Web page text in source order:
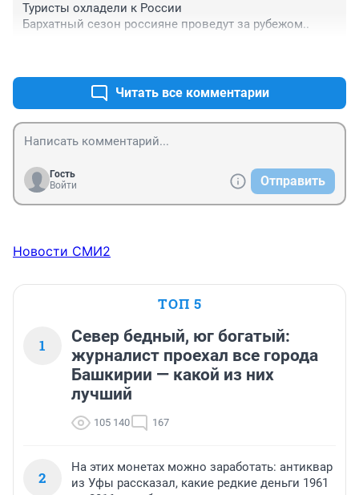
Туристы охладели к России
Бархатный сезон россияне проведут за рубежом..
Читать все комментарии
Гость
Войти
Отправить
Новости СМИ2
ТОП 5
1
Север бедный, юг богатый:
журналист проехал все города
Башкирии — какой из них
лучший
105 140 167
2
На этих монетах можно заработать: антиквар
из Уфы рассказал, какие редкие деньги 1961